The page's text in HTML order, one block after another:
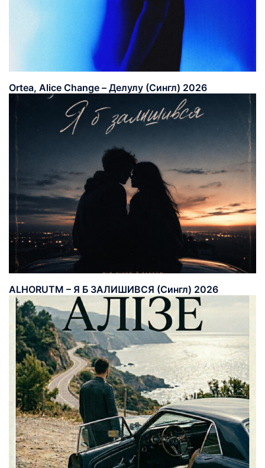
Ortea, Alice Change – Делулу (Сингл) 2026
ALHORUTM – Я Б ЗАЛИШИВСЯ (Сингл) 2026